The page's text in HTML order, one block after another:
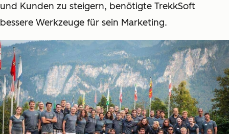
und Kunden zu steigern, benötigte TrekkSoft
bessere Werkzeuge für sein Marketing.